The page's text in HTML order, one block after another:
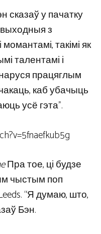
у пачатку
выходныя з
такімі як
талентамі і
працяглым
каб убачыць
усё гэта”.
Пра тое, ці будзе
чыстым поп
“Я думаю, што,
Бэн.